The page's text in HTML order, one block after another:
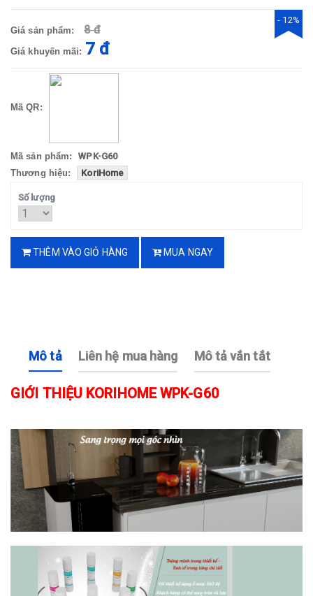
Giá sản phẩm: 8 đ
Giá khuyến mãi: 7 đ
- 12%
Mã QR:
Mã sản phẩm:
WPK-G60
Thương hiệu:
KoriHome
Số lượng
THÊM VÀO GIỎ HÀNG MUA NGAY
Mô tả Liên hệ mua hàng Mô tả vắn tắt
GIỚI THIỆU KORIHOME WPK-G60